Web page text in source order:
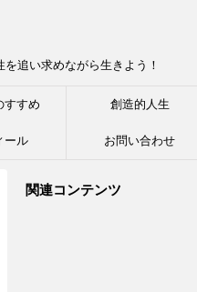
追い求めながら生きよう！
すすめ 創造的人生
ール お問い合わせ
関連コンテンツ